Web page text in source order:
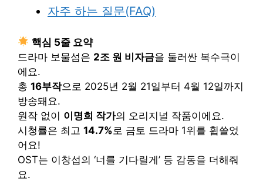
자주 하는 질문(FAQ)
핵심 5줄 요약
드라마 보물섬은 2조 원 비자금을 둘러싼 복수극이
에요.
총 16부작으로 2025년 2월 21일부터 4월 12일까지
방송돼요.
원작 없이 이명희 작가의 오리지널 작품이에요.
시청률은 최고 14.7% 로 금토 드라마 1위를 휩쓸었
어요!
OST는 이창섭의 ‘너를 기다릴게’ 등 감동을 더해줘
요.